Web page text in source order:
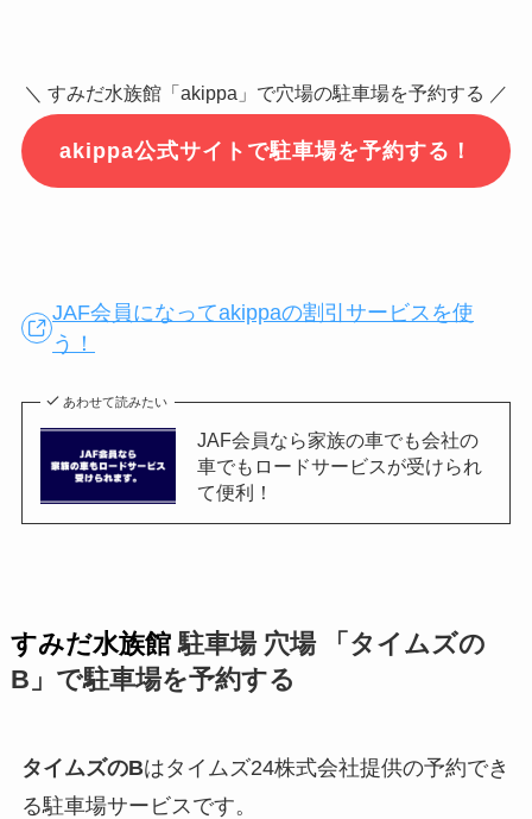
＼ すみだ水族館「akippa」で穴場の駐車場を予約する ／
akippa公式サイトで駐車場を予約する！
JAF会員になってakippaの割引サービスを使
う！
あわせて読みたい
JAF会員なら家族の車でも会社の
車でもロードサービスが受けられ
て便利！
すみだ水族館駐車場 穴場 「タイムズの
B」で駐車場を予約する
タイムズのBはタイムズ24株式会社提供の予約でき
る駐車場サービスです。